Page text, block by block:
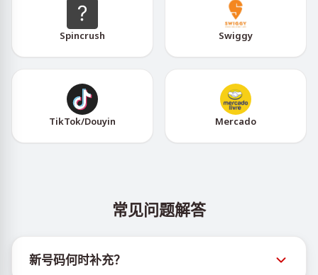
Spincrush Swiggy
TikTok/Douyin Mercado
常见问题解答
新号码何时补充？